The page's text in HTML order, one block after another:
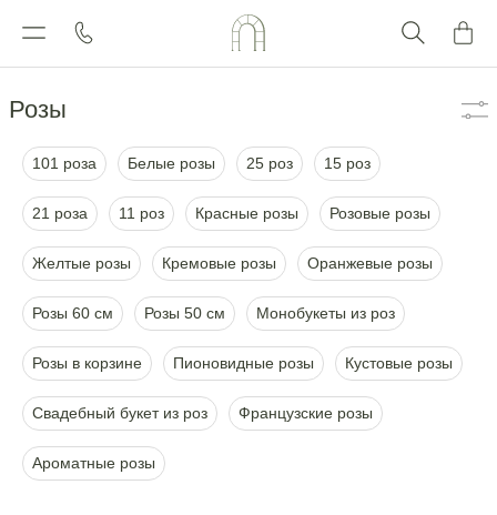
Розы
101 роза Белые розы 25 роз 15 роз
21 роза 11 роз Красные розы Розовые розы
Желтые розы Кремовые розы Оранжевые розы
Розы 60 см Розы 50 см Монобукеты из роз
Розы в корзине Пионовидные розы Кустовые розы
Свадебный букет из роз Французские розы
Ароматные розы